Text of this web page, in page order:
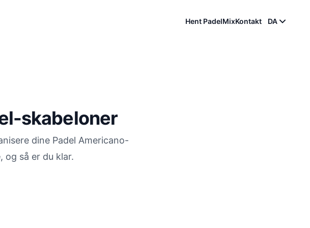
Hent PadelMixKontakt DA
skabeloner
dine Padel Americano-
og så er du klar.